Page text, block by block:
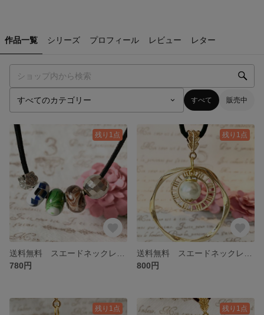
作品一覧 シリーズ プロフィール レビュー レター
すべて 販売中
残り1点
780円
残り1点
800円
残り1点 残り1点